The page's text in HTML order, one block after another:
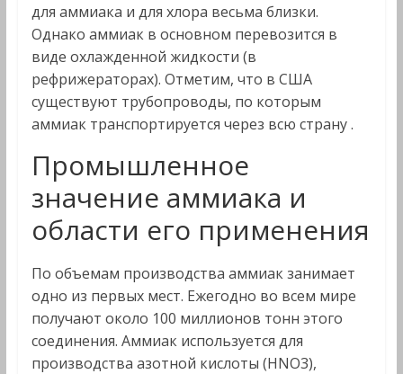
для аммиака и для хлора весьма близки.
Однако аммиак в основном перевозится в
виде охлажденной жидкости (в
рефрижераторах). Отметим, что в США
существуют трубопроводы, по которым
аммиак транспортируется через всю страну .
Промышленное
значение аммиака и
области его применения
По объемам производства аммиак занимает
одно из первых мест. Ежегодно во всем мире
получают около 100 миллионов тонн этого
соединения. Аммиак используется для
производства азотной кислоты (HNO3),